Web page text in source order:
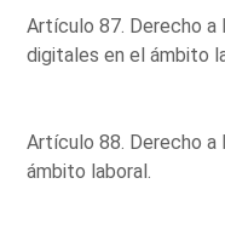
Artículo 87. Derecho a
digitales en el ámbito
Artículo 88. Derecho a
ámbito laboral.